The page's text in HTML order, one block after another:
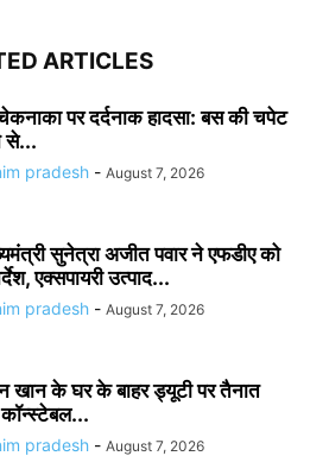
ARTICLES
पर दर्दनाक हादसा: बस की चपेट
से...
pradesh - August 7, 2026
सुनेत्रा अजीत पवार ने एफडीए को
एक्सपायरी उत्पाद...
pradesh - August 7, 2026
खान के घर के बाहर ड्यूटी पर तैनात
pradesh - August 7, 2026